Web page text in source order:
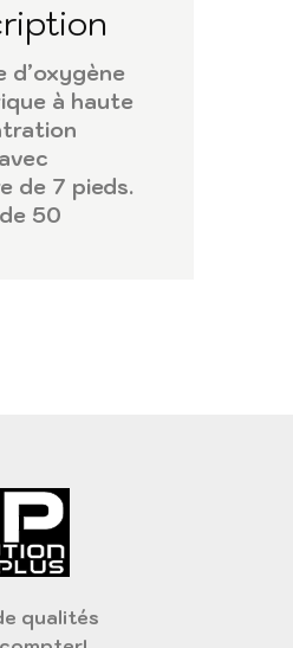
d’oxygène
à haute
de 7 pieds.
50
qualités